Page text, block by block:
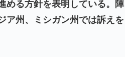
める方針を表明している。陣
ア州、ミシガン州では訴えを